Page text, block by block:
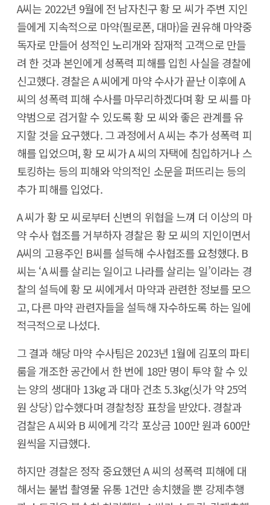
A씨는 2022년 9월에 전 남자친구 황 모 씨가 주변 지인
들에게 지속적으로 마약(필로폰, 대마)을 권유해 마약중
독자로 만들어 성적인 노리개와 잠재적 고객으로 만들
려 한 것과 본인에게 성폭력 피해를 입힌 사실을 경찰에
신고했다. 경찰은 A 씨에게 마약 수사가 끝난 이후에 A
씨의 성폭력 피해 수사를 마무리하겠다며 황 모 씨를 마
약범으로 검거할 수 있도록 황 모 씨와 좋은 관계를 유
지할 것을 요구했다. 그 과정에서 A 씨는 추가 성폭력 피
해를 입었으며, 황 모 씨가 A 씨의 자택에 침입하거나 스
토킹하는 등의 피해와 악의적인 소문을 퍼뜨리는 등의
추가 피해를 입었다.
A 씨가 황 모 씨로부터 신변의 위협을 느껴 더 이상의 마
약 수사 협조를 거부하자 경찰은 황 모 씨의 지인이면서
A씨의 고용주인 B씨를 설득해 수사협조를 요청했다. B
씨는 ‘A 씨를 살리는 일이고 나라를 살리는 일’이라는 경
찰의 설득에 황 모 씨에게서 마약과 관련한 정보를 모으
고, 다른 마약 관련자들을 설득해 자수하도록 하는 일에
적극적으로 나섰다.
그 결과 해당 마약 수사팀은 2023년 1월에 김포의 파티
룸을 개조한 공간에서 한 번에 18만 명이 투약 할 수 있
는 양의 생대마 13kg 과 대마 건초 5.3kg(싯가 약 25억
원 상당) 압수했다며 경찰청장 표창을 받았다. 경찰과
검찰은 A 씨와 B 씨에게 각각 포상금 100만 원과 600만
원씩을 지급했다.
하지만 경찰은 정작 중요했던 A 씨의 성폭력 피해에 대
해서는 불법 촬영물 유통 1건만 송치했을 뿐 강제추행